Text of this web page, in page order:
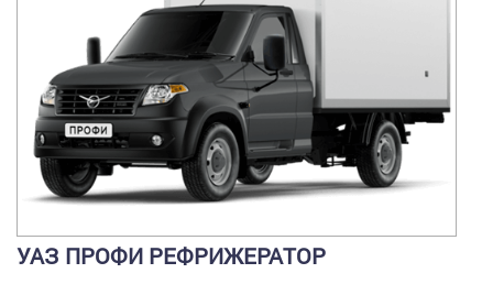
УАЗ ПРОФИ РЕФРИЖЕРАТОР